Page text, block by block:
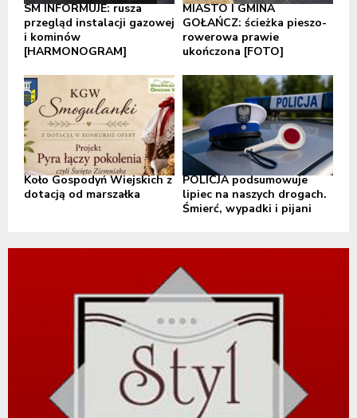
SM INFORMUJE: rusza
przegląd instalacji gazowej
i kominów
[HARMONOGRAM]
MIASTO I GMINA
GOŁAŃCZ: ścieżka pieszo-
rowerowa prawie
ukończona [FOTO]
Koło Gospodyń Wiejskich z
dotacją od marszałka
POLICJA podsumowuje
lipiec na naszych drogach.
Śmierć, wypadki i pijani